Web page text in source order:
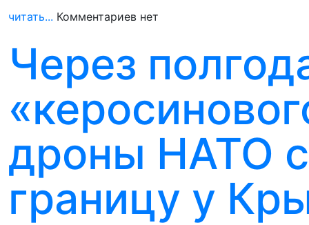
читать... Комментариев нет
Через
дроны НАТО
границу у